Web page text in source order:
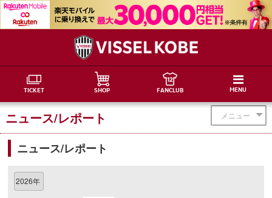
TICKET SHOP FANCLUB MENU
メニュー
ニュース/レポート
ニュース/レポート